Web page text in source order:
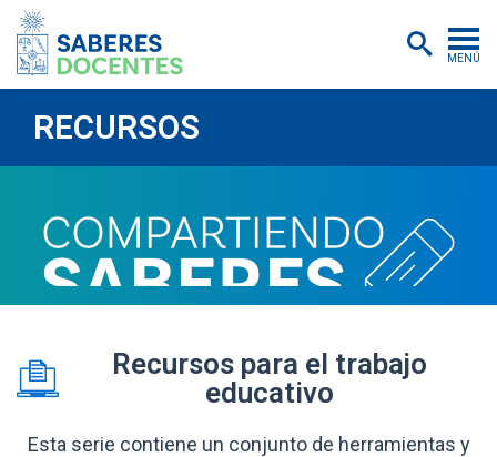
MENÚ
Investigación
Inscripciones
Certificados digitales
RECURSOS
Recursos para el trabajo
educativo
Esta serie contiene un conjunto de herramientas y